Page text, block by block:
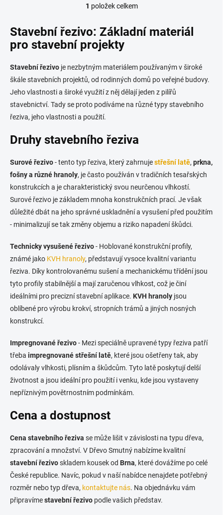
O
l
á
d
c
í
r
v
v
ý
i
s
u
1 položek celkem
Stavební řezivo: Základní materiál
pro stavební projekty
Stavební řezivo je nezbytným materiálem používaným v široké
škále stavebních projektů, od rodinných domů po veřejné budovy.
Jeho vlastnosti a široké využití z něj dělají jeden z pilířů
stavebnictví. Tady se proto podíváme na různé typy stavebního
řeziva, jeho vlastnosti a použití.
Druhy stavebního řeziva
Surové řezivo- tento typ řeziva, který zahrnujestřešní latě, prkna,
fošny a různé hranoly, je často používán v tradičních tesařských
konstrukcích a je charakteristický svou neurčenou vlhkostí.
Surové řezivo je základem mnoha konstrukčních prací. Je však
důležité dbát na jeho správné uskladnění a vysušení před použitím
- minimalizují se tak změny objemu a riziko napadení škůdci.
Technicky vysušené řezivo- Hoblované konstrukční profily,
známé jako KVH hranoly, představují vysoce kvalitní variantu
řeziva. Díky kontrolovanému sušení a mechanickému třídění jsou
tyto profily stabilnější a mají zaručenou vlhkost, což je činí
ideálními pro precizní stavební aplikace. KVH hranoly jsou
oblíbené pro výrobu krokví, stropních trámů a jiných nosných
konstrukcí.
Impregnované řezivo- Mezi speciálně upravené typy řeziva patří
třeba impregnované střešní latě, které jsou ošetřeny tak, aby
odolávaly vlhkosti, plísním a škůdcům. Tyto latě poskytují delší
životnost a jsou ideální pro použití i venku, kde jsou vystaveny
nepříznivým povětrnostním podmínkám.
Cena a dostupnost
Cena stavebního řeziva se může lišit v závislosti na typu dřeva,
zpracování a množství. V Dřevo Smutný nabízíme kvalitní
stavební řezivoskladem kousek od Brna, které dovážíme po celé
České republice. Navíc, pokud v naší nabídce nenajdete potřebný
rozměr nebo typ dřeva, kontaktujte nás. Na objednávku vám
připravímestavební řezivo podle vašich představ.